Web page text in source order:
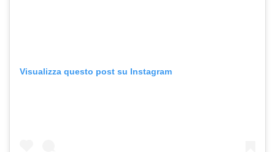
Visualizza questo post su Instagram